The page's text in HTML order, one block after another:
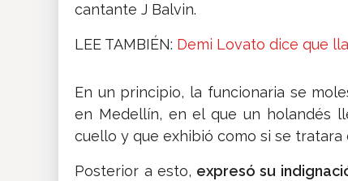
cantante J Balvin.
LEE TAMBIÉN: Demi Lovato dice que
En un principio, la funcionaria se
en Medellín, en el que un holandés
cuello y que exhibió como si se tratara
Posterior a esto, expresó su